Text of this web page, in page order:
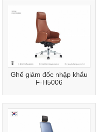
Ghế giám đốc nhập khẩu
F-H5006